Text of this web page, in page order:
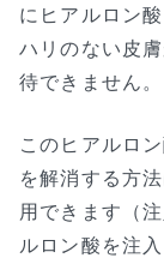
にヒアルロン
ハリのない皮
待できません。
このヒアルロ
を解消する方
用できます（
ルロン酸を注